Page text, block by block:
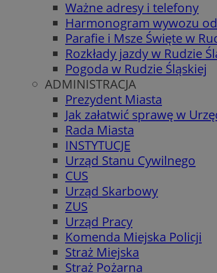
Ważne adresy i telefony
Harmonogram wywozu
Parafie i Msze Święte w
Rozkłady jazdy w Rudzie
Pogoda w Rudzie Śląskiej
ADMINISTRACJA
Prezydent Miasta
Jak załatwić sprawę w
Rada Miasta
INSTYTUCJE
Urząd Stanu Cywilnego
CUS
Urząd Skarbowy
ZUS
Urząd Pracy
Komenda Miejska Policji
Straż Miejska
Straż Pożarna